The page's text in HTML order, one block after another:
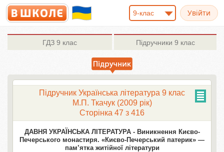
9-клас
ГДЗ 9 клас Підручники 9 клас
Підручник Українська література 9 клас
М.П. Ткачук (2009 рік)
Сторінка 47 з 416
ДАВНЯ УКРАЇНСЬКА ЛІТЕРАТУРА - Виникнення Києво-
Печерського монастиря. «Києво-Печерський патерик» —
пам’ятка житійної літератури